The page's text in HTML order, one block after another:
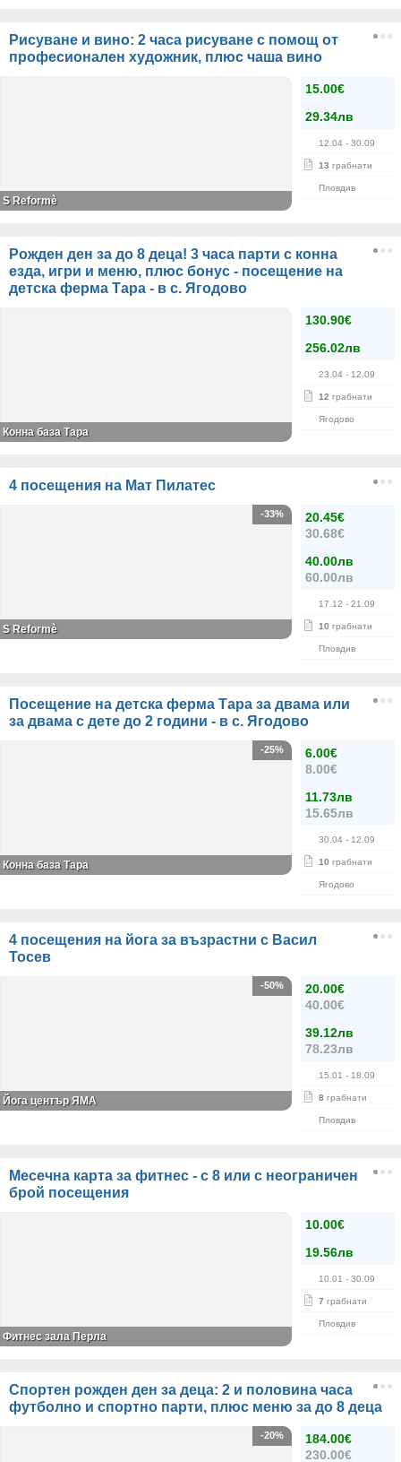
Рисуване и вино: 2 часа рисуване с помощ от
професионален художник, плюс чаша вино
15.00€
29.34лв
12.04 - 30.09
13 грабнати
Пловдив
S Reformè
Рожден ден за до 8 деца! 3 часа парти с конна
езда, игри и меню, плюс бонус - посещение на
детска ферма Тара - в с. Ягодово
130.90€
256.02лв
23.04 - 12.09
12 грабнати
Ягодово
Конна база Тара
4 посещения на Мат Пилатес
20.45€
30.68€
40.00лв
60.00лв
17.12 - 21.09
10 грабнати
Пловдив
-33%
S Reformè
Посещение на детска ферма Тара за двама или
за двама с дете до 2 години - в с. Ягодово
6.00€
8.00€
11.73лв
15.65лв
30.04 - 12.09
10 грабнати
Ягодово
-25%
Конна база Тара
4 посещения на йога за възрастни с Васил
Тосев
20.00€
40.00€
39.12лв
78.23лв
15.01 - 18.09
8 грабнати
Пловдив
-50%
Йога център ЯМА
Месечна карта за фитнес - с 8 или с неограничен
брой посещения
10.00€
19.56лв
10.01 - 30.09
7 грабнати
Пловдив
Фитнес зала Перла
Спортен рожден ден за деца: 2 и половина часа
футболно и спортно парти, плюс меню за до 8 деца
184.00€
230.00€
-20%